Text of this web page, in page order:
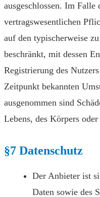
ausgeschlossen. Im
vertragswesentlichen
auf den typischerweise
beschränkt, mit dessen
Registrierung des
Zeitpunkt bekannten
ausgenommen sind
Lebens, des Körpers
§7 Datenschutz
Der Anbieter ist
Daten sowie des